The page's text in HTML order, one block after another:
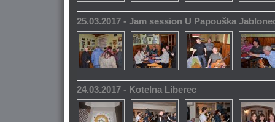
25.03.2017 - Jam session U Papouška
24.03.2017 - Kotelna Liberec